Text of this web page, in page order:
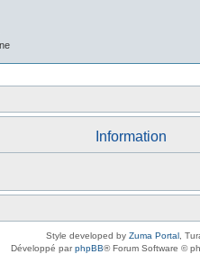
Information
Style developed by Zuma Portal ,
Développé parphpBB® Forum Software ©